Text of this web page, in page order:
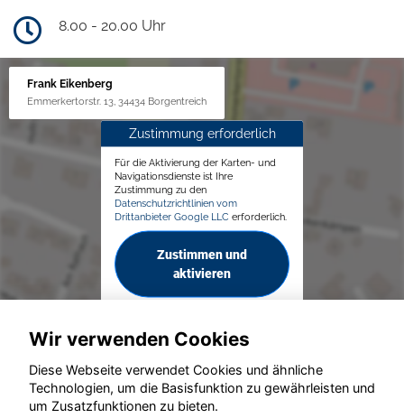
8.00 - 20.00 Uhr
Frank Eikenberg
Emmerkertorstr. 13, 34434 Borgentreich
Zustimmung erforderlich
Für die Aktivierung der Karten- und
Navigationsdienste ist Ihre
Zustimmung zu den
Datenschutzrichtlinien vom
Drittanbieter Google LLC erforderlich.
Zustimmen und
aktivieren
© konjunkturmotor.de GmbH 2020 - 2026
Wir verwenden Cookies
Diese Webseite verwendet Cookies und ähnliche
Technologien, um die Basisfunktion zu gewährleisten und
um Zusatzfunktionen zu bieten.